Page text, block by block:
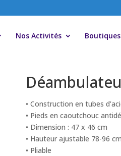
Nos Activités Boutiques
• Construction en tubes
• Pieds en caoutchouc
• Dimension : 47 x 46 cm
• Hauteur ajustable 78-96 cm
• Pliable